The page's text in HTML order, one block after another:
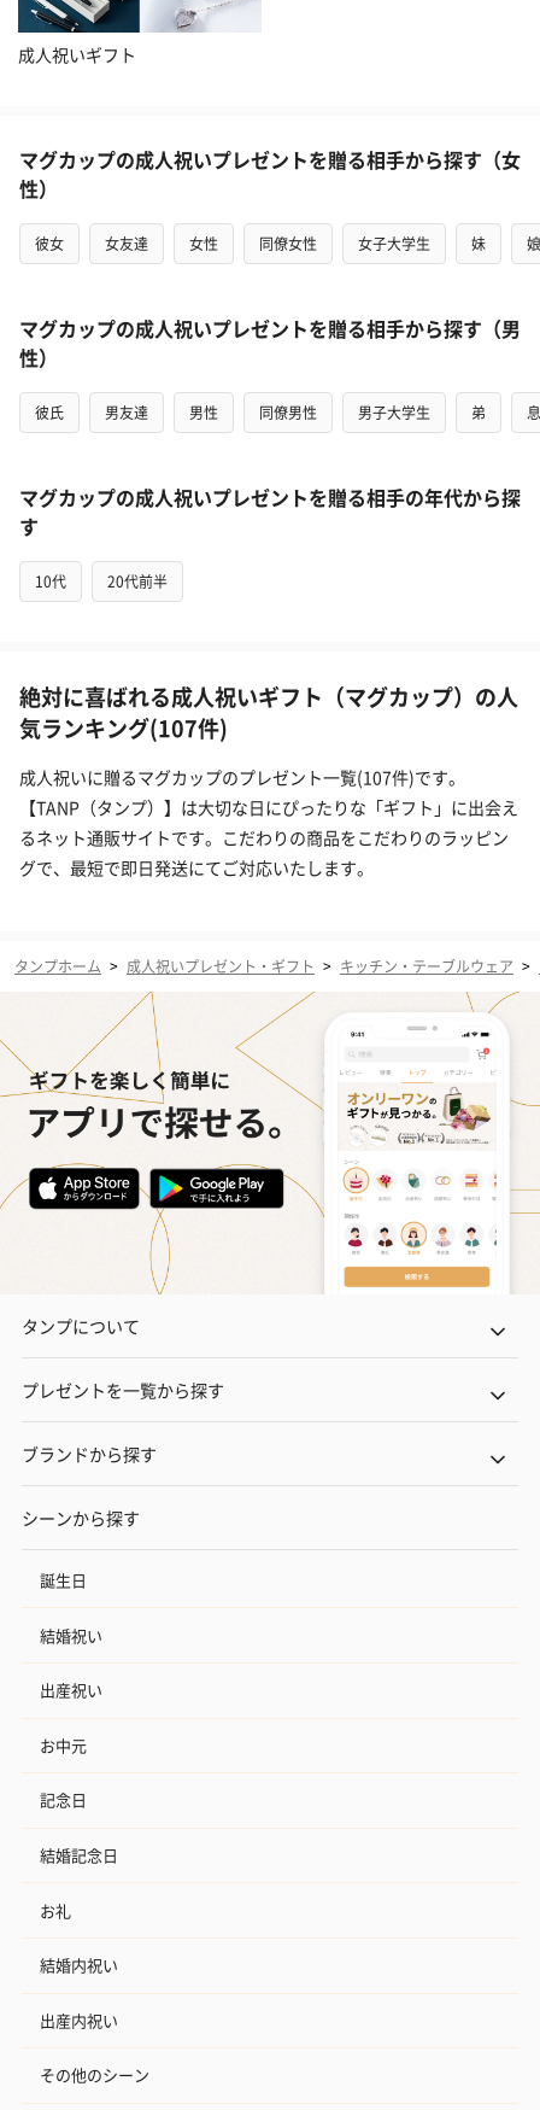
成人祝いギフト
マグカップの成人祝いプレゼントを贈る相手から探す（女
性）
彼女 女友達 女性 同僚女性 女子大学生 妹 娘
マグカップの成人祝いプレゼントを贈る相手から探す（男
性）
彼氏 男友達 男性 同僚男性 男子大学生 弟
マグカップの成人祝いプレゼントを贈る相手の年代から探
す
10代 20代前半
絶対に喜ばれる成人祝いギフト（マグカップ）の人
気ランキング(107件)
成人祝いに贈るマグカップのプレゼント一覧(107件)です。
【TANP（タンプ）】は大切な日にぴったりな「ギフト」に出会え
るネット通販サイトです。こだわりの商品をこだわりのラッピン
グで、最短で即日発送にてご対応いたします。
タンプホーム > 成人祝いプレゼント・ギフト > キッチン・テーブルウェア >
タンプについて
プレゼントを一覧から探す
ブランドから探す
シーンから探す
誕生日
結婚祝い
出産祝い
お中元
記念日
結婚記念日
お礼
結婚内祝い
出産内祝い
その他のシーン